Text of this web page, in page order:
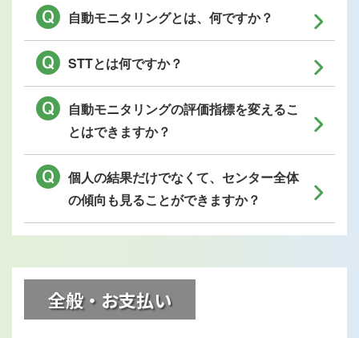
自動モニタリングとは、何ですか？
STTとは何ですか？
自動モニタリングの評価指標を変えるこ
とはできますか？
個人の結果だけでなくて、センター全体
の傾向も見ることができますか？
全般・お支払い